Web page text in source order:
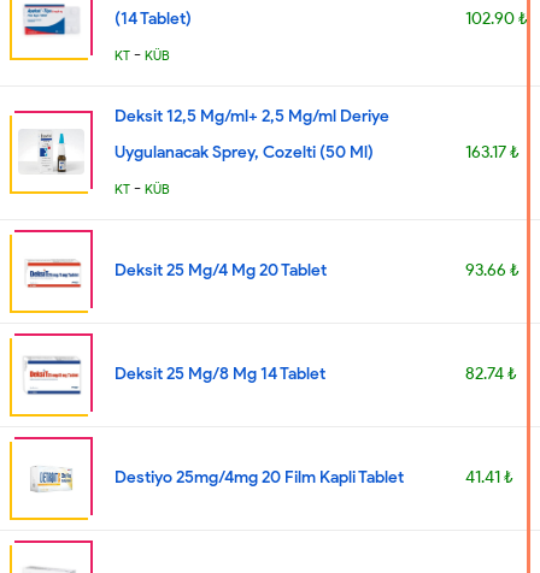
(14 Tablet)
KT - KÜB
102.90 ₺
Deksit 12,5 Mg/ml+ 2,5 Mg/ml Deriye
Uygulanacak Sprey, Cozelti (50 Ml)
KT - KÜB
163.17 ₺
Deksit 25 Mg/4 Mg 20 Tablet 93.66 ₺
Deksit 25 Mg/8 Mg 14 Tablet 82.74 ₺
Destiyo 25mg/4mg 20 Film Kapli Tablet 41.41 ₺